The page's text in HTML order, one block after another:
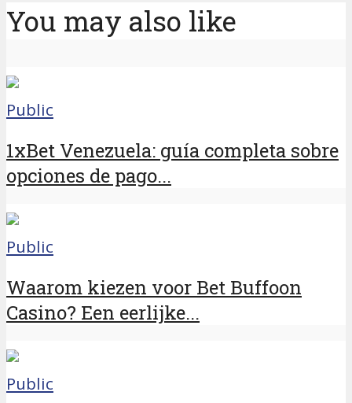
You may also like
Public
1xBet Venezuela: guía completa sobre
opciones de pago...
Public
Waarom kiezen voor Bet Buffoon
Casino? Een eerlijke...
Public